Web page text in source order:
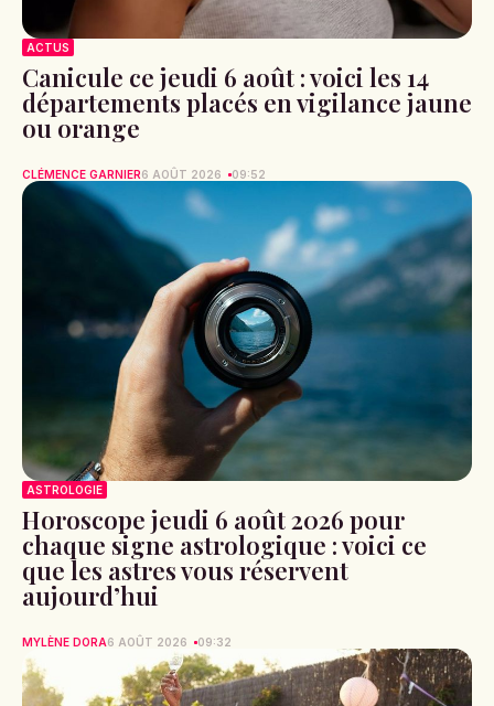
ACTUS
Canicule ce jeudi 6 août : voici les 14
départements placés en vigilance jaune
ou orange
CLÉMENCE GARNIER6 AOÛT 2026 09:52
ASTROLOGIE
Horoscope jeudi 6 août 2026 pour
chaque signe astrologique : voici ce
que les astres vous réservent
aujourd’hui
MYLÈNE DORA6 AOÛT 2026 09:32